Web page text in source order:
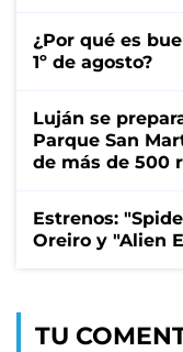
¿Por qué es
1º de agosto?
Luján se
Parque San
de más de 500
Estrenos:
Oreiro y "Alien
TU